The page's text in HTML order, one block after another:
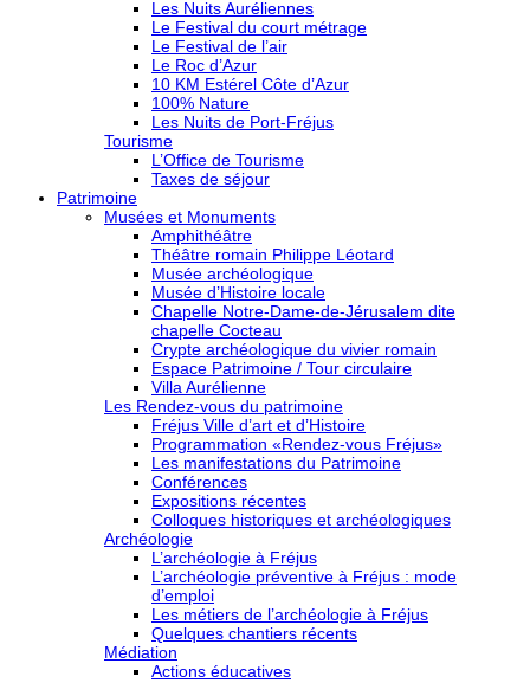
Les Nuits Auréliennes
Le Festival du court métrage
Le Festival de l’air
Le Roc d’Azur
10 KM Estérel Côte d’Azur
100% Nature
Les Nuits de Port-Fréjus
Tourisme
L’Office de Tourisme
Taxes de séjour
Patrimoine
Musées et Monuments
Amphithéâtre
Théâtre romain Philippe Léotard
Musée archéologique
Musée d’Histoire locale
Chapelle Notre-Dame-de-Jérusalem dite
chapelle Cocteau
Crypte archéologique du vivier romain
Espace Patrimoine / Tour circulaire
Villa Aurélienne
Les Rendez-vous du patrimoine
Fréjus Ville d’art et d’Histoire
Programmation «Rendez-vous Fréjus»
Les manifestations du Patrimoine
Conférences
Expositions récentes
Colloques historiques et archéologiques
Archéologie
L’archéologie à Fréjus
L’archéologie préventive à Fréjus : mode
d’emploi
Les métiers de l’archéologie à Fréjus
Quelques chantiers récents
Médiation
Actions éducatives